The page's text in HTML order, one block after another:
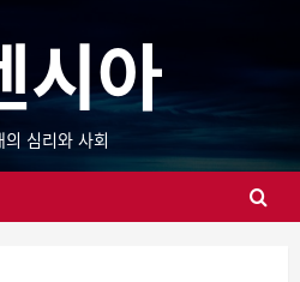
시아
의 심리와 사회